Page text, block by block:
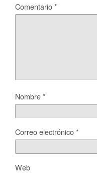
Comentario*
Nombre*
Correo electrónico*
Web